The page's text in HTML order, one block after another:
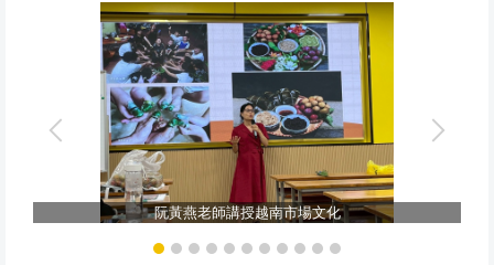
師生榮譽
阮黃燕老師講授越南市場文化